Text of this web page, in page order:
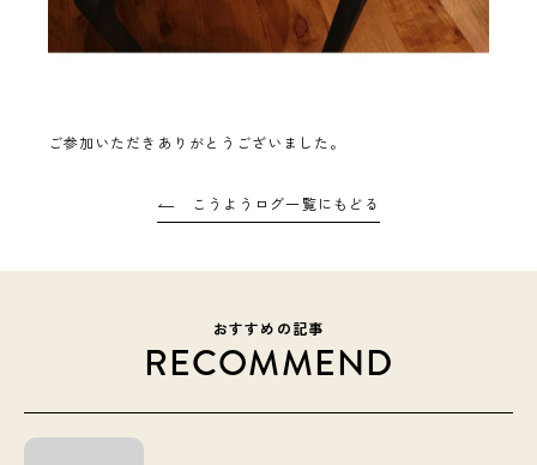
ご参加いただきありがとうございました。
こうようログ一覧にもどる
おすすめの記事
RECOMMEND